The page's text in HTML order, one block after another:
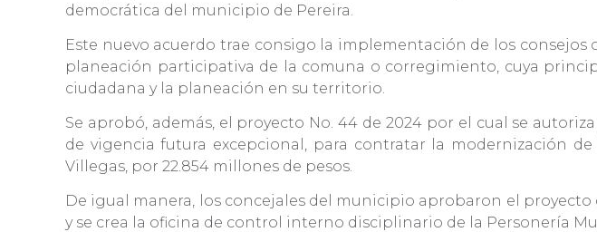
democrática del municipio de Pereira.
Este nuevo acuerdo trae consigo la implementación de los
planeación participativa de la comuna o corregimiento, cuya
ciudadana y la planeación en su territorio.
Se aprobó, además, el proyecto No. 44 de 2024 por el cual se
de vigencia futura excepcional, para contratar la modernización
Villegas, por 22.854 millones de pesos.
De igual manera, los concejales del municipio aprobaron el proyecto
y se crea la oficina de control interno disciplinario de la Personería